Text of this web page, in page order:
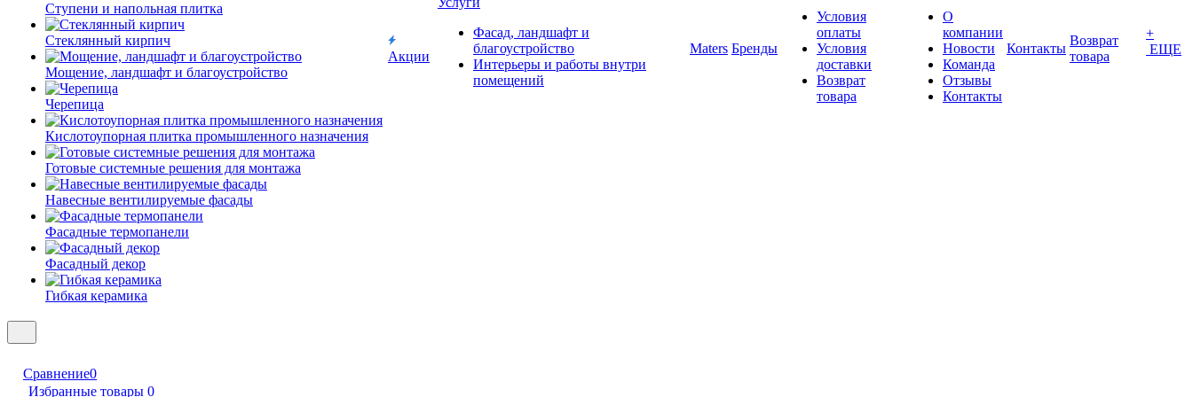
Ступени и напольная плитка
Cтеклянный кирпич
Мощение, ландшафт и благоустройство
Черепица
Кислотоупорная плитка промышленного назначения
Готовые системные решения для монтажа
Навесные вентилируемые фасады
Фасадные термопанели
Фасадный декор
Гибкая керамика
Акции
Фасад, ландшафт и
благоустройство
Интерьеры и работы внутри
помещений
Maters Бренды
Условия
оплаты
Условия
доставки
Возврат
товара
О
компании
Новости
Команда
Отзывы
Контакты
Контакты
Возврат
товара
+
ЕЩЕ
Сравнение0
Избранные товары 0